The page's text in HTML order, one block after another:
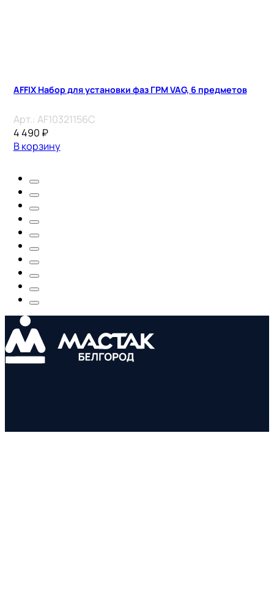
AFFIX Набор для установки фаз ГРМ VAG, 6 предметов
Арт.: AF10321156C
4 490 ₽
В корзину